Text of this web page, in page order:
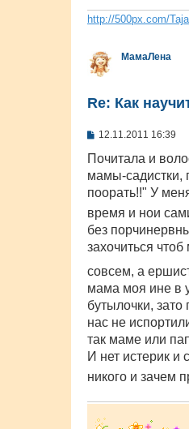
http://500px.com/
МамаЛена
Re: Как
С
о
щ
е
и
12.11.2011 16:39
Почитала и
мамы-садистки,
поорать!!" У
время и нои
без
захочиться
совсем, а
мама моя ине в
бутылочки,
нас не
так маме или
И нет истерик и
никого и зачем